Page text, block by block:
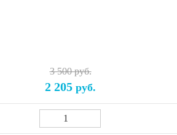
3 500 руб.
2 205 руб.